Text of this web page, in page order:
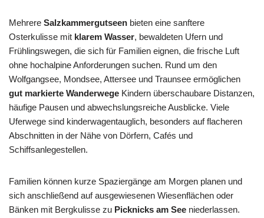
Mehrere Salzkammergutseen bieten eine sanftere
Osterkulisse mit klarem Wasser, bewaldeten Ufern und
Frühlingswegen, die sich für Familien eignen, die frische Luft
ohne hochalpine Anforderungen suchen. Rund um den
Wolfgangsee, Mondsee, Attersee und Traunsee ermöglichen
gut markierte Wanderwege Kindern überschaubare Distanzen,
häufige Pausen und abwechslungsreiche Ausblicke. Viele
Uferwege sind kinderwagentauglich, besonders auf flacheren
Abschnitten in der Nähe von Dörfern, Cafés und
Schiffsanlegestellen.
Familien können kurze Spaziergänge am Morgen planen und
sich anschließend auf ausgewiesenen Wiesenflächen oder
Bänken mit Bergkulisse zu Picknicks am See niederlassen.